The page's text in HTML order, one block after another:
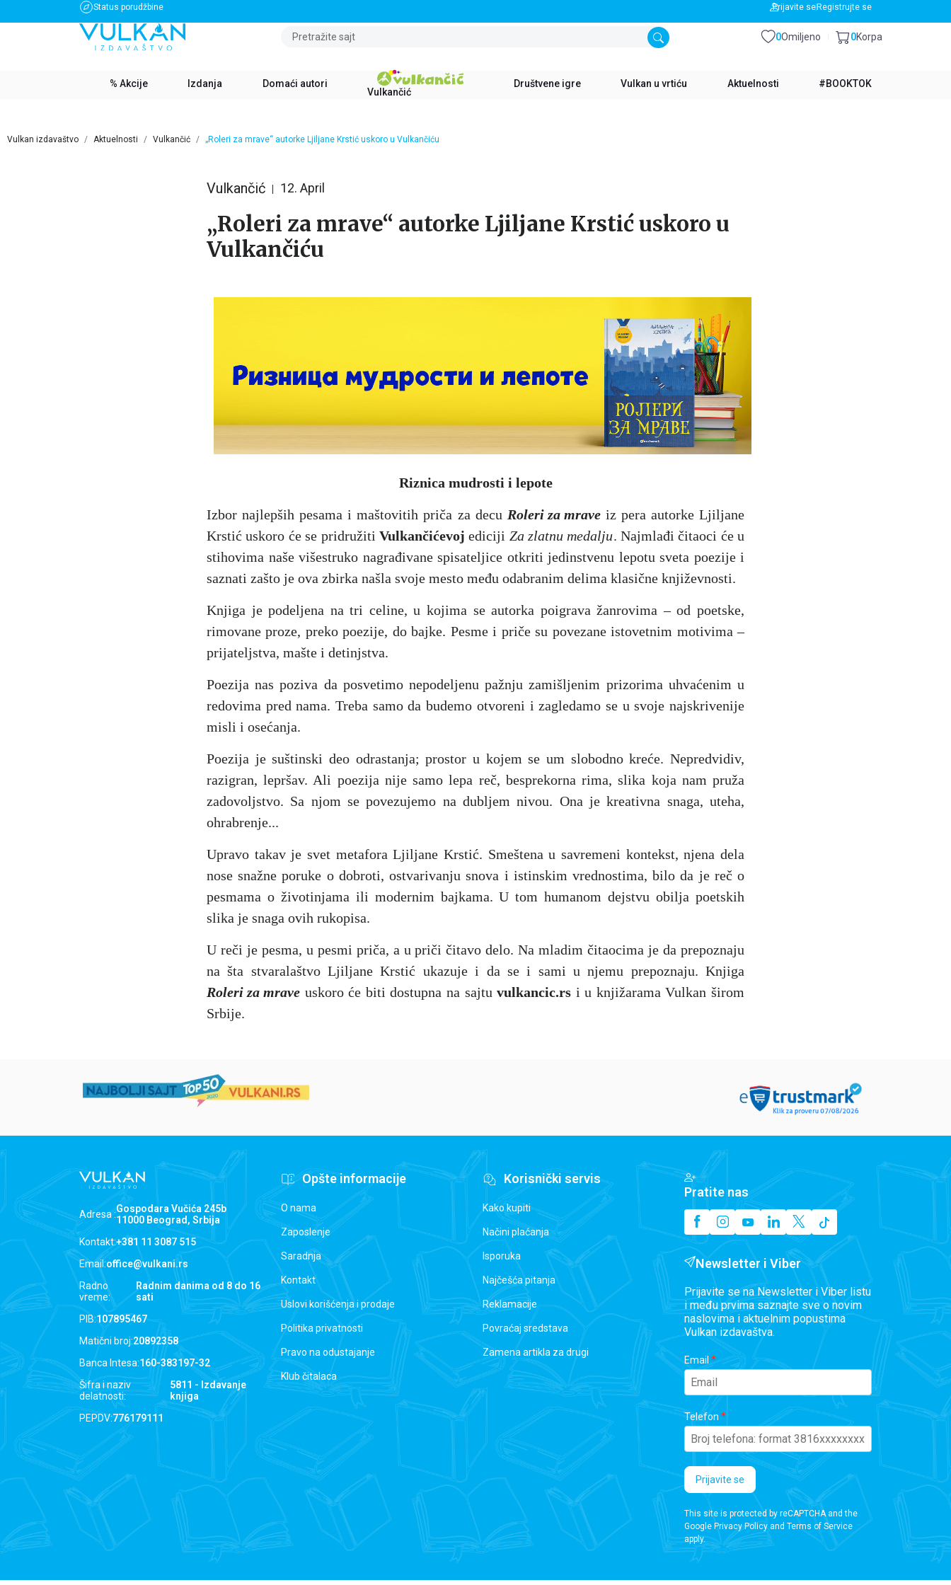
Status porudžbine
BESPLATNA DOSTAVA ZA IZNOS PREKO 3500 RSD BESPLATNA DOSTAVA ZA IZNOS PREKO 3500 RSD
Prijavite se Registrujte se
Pretražite sajt Omiljeno
0 Korpa
0
% Akcije Izdanja Domaći autori
Vulkančić
Društvene igre Vulkan u vrtiću Aktuelnosti #BOOKTOK
Vulkan izdavaštvo Aktuelnosti Vulkančić „Roleri za mrave“ autorke Ljiljane Krstić uskoro u Vulkančiću
Vulkančić 12. April
„Roleri za mrave“ autorke Ljiljane Krstić uskoro u
Vulkančiću
Riznica mudrosti i lepote
Izbor najlepših pesama i maštovitih priča za decu Roleri za mraveiz pera autorke Ljiljane
Krstić uskoro će se pridružiti Vulkančićevoj ediciji Za zlatnu medalju. Najmlađi čitaoci će u
stihovima naše višestruko nagrađivane spisateljice otkriti jedinstvenu lepotu sveta poezije i
saznati zašto je ova zbirka našla svoje mesto među odabranim delima klasične književnosti.
Knjiga je podeljena na tri celine, u kojima se autorka poigrava žanrovima – od poetske,
rimovane proze, preko poezije, do bajke. Pesme i priče su povezane istovetnim motivima –
prijateljstva, mašte i detinjstva.
Poezija nas poziva da posvetimo nepodeljenu pažnju zamišljenim prizorima uhvaćenim u
redovima pred nama. Treba samo da budemo otvoreni i zagledamo se u svoje najskrivenije
misli i osećanja.
Poezija je suštinski deo odrastanja; prostor u kojem se um slobodno kreće. Nepredvidiv,
razigran, lepršav. Ali poezija nije samo lepa reč, besprekorna rima, slika koja nam pruža
zadovoljstvo. Sa njom se povezujemo na dubljem nivou. Ona je kreativna snaga, uteha,
ohrabrenje...
Upravo takav je svet metafora Ljiljane Krstić. Smeštena u savremeni kontekst, njena dela
nose snažne poruke o dobroti, ostvarivanju snova i istinskim vrednostima, bilo da je reč o
pesmama o životinjama ili modernim bajkama. U tom humanom dejstvu obilja poetskih
slika je snaga ovih rukopisa.
U reči je pesma, u pesmi priča, a u priči čitavo delo. Na mladim čitaocima je da prepoznaju
na šta stvaralaštvo Ljiljane Krstić ukazuje i da se i sami u njemu prepoznaju. Knjiga
Roleri za mrave uskoro će biti dostupna na sajtuvulkancic.rs i u knjižarama Vulkan širom
Srbije.
Adresa :Gospodara Vučića 245b
11000 Beograd, Srbija
Kontakt:+381 11 3087 515
Email:office@vulkani.rs
Radno
vreme:
Radnim danima od 8 do 16
sati
PIB:107895467
Matični broj:20892358
Banca Intesa:160-383197-32
Šifra i naziv
delatnosti:
5811 - Izdavanje
knjiga
PEPDV:776179111
Opšte informacije
O nama
Zaposlenje
Saradnja
Kontakt
Uslovi korišćenja i prodaje
Politika privatnosti
Pravo na odustajanje
Klub čitalaca
Korisnički servis
Kako kupiti
Načini plaćanja
Isporuka
Najčešća pitanja
Reklamacije
Povraćaj sredstava
Zamena artikla za drugi
Pratite nas
Newsletter i Viber
Prijavite se na Newsletter i Viber listu
i među prvima saznajte sve o novim
naslovima i aktuelnim popustima
Vulkan izdavaštva.
Email
Telefon
Prijavite se
This site is protected by reCAPTCHA and the
Google Privacy Policyand Terms of Service
apply.